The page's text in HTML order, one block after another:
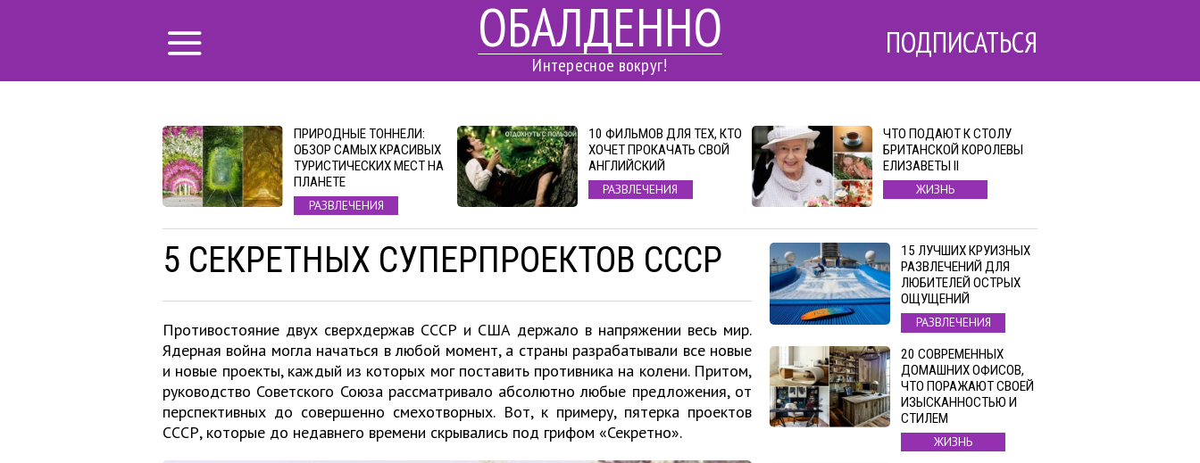
ОБАЛДЕННО
Интересное вокруг!
ПОДПИСАТЬСЯ
ПРИРОДНЫЕ ТОННЕЛИ:
ОБЗОР САМЫХ КРАСИВЫХ
ТУРИСТИЧЕСКИХ МЕСТ НА
ПЛАНЕТЕ
РАЗВЛЕЧЕНИЯ
10 ФИЛЬМОВ ДЛЯ ТЕХ, КТО
ХОЧЕТ ПРОКАЧАТЬ СВОЙ
АНГЛИЙСКИЙ
РАЗВЛЕЧЕНИЯ
ЧТО ПОДАЮТ К СТОЛУ
БРИТАНСКОЙ КОРОЛЕВЫ
ЕЛИЗАВЕТЫ II
ЖИЗНЬ
5 СЕКРЕТНЫХ СУПЕРПРОЕКТОВ СССР
Противостояние двух сверхдержав СССР и США держало в напряжении весь мир.
Ядерная война могла начаться в любой момент, а страны разрабатывали все новые
и новые проекты, каждый из которых мог поставить противника на колени. Притом,
руководство Советского Союза рассматривало абсолютно любые предложения, от
перспективных до совершенно смехотворных. Вот, к примеру, пятерка проектов
СССР, которые до недавнего времени скрывались под грифом «Секретно».
15 ЛУЧШИХ КРУИЗНЫХ
РАЗВЛЕЧЕНИЙ ДЛЯ
ЛЮБИТЕЛЕЙ ОСТРЫХ
ОЩУЩЕНИЙ
РАЗВЛЕЧЕНИЯ
20 СОВРЕМЕННЫХ
ДОМАШНИХ ОФИСОВ,
ЧТО ПОРАЖАЮТ СВОЕЙ
ИЗЫСКАННОСТЬЮ И
СТИЛЕМ
ЖИЗНЬ